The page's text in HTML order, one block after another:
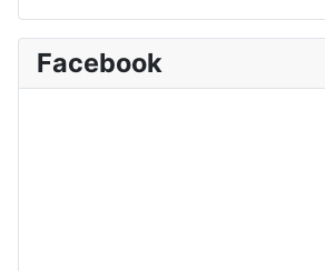
Facebook